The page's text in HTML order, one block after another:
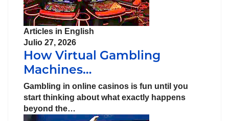
Articles in English
Julio 27, 2026
How Virtual Gambling
Machines…
Gambling in online casinos is fun until you
start thinking about what exactly happens
beyond the…